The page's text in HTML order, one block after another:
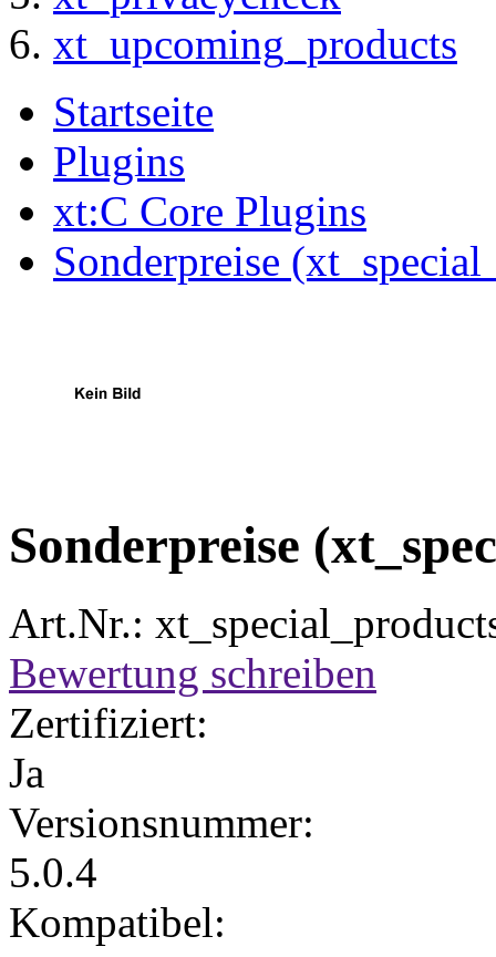
xt_upcoming_products
Startseite
Plugins
xt:C Core Plugins
Sonderpreise
Sonderpreise
Art.Nr.:
Bewertung schreiben
Zertifiziert:
Ja
Versionsnummer:
5.0.4
Kompatibel: